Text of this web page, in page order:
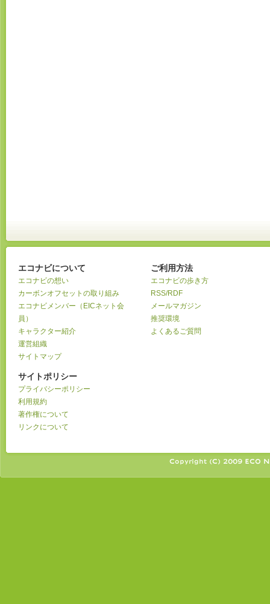
エコナビについて
エコナビの想い
カーボンオフセットの取り組み
エコナビメンバー（EICネット会
員）
キャラクター紹介
運営組織
サイトマップ
サイトポリシー
プライバシーポリシー
利用規約
著作権について
リンクについて
ご利用方法
エコナビの歩き方
RSS/RDF
メールマガジン
推奨環境
よくあるご質問